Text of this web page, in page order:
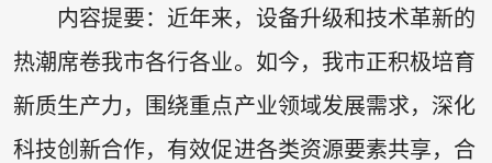
内容提要：近年来，设备升级和技术革新的
热潮席卷我市各行各业。如今，我市正积极培育
新质生产力，围绕重点产业领域发展需求，深化
科技创新合作，有效促进各类资源要素共享，合